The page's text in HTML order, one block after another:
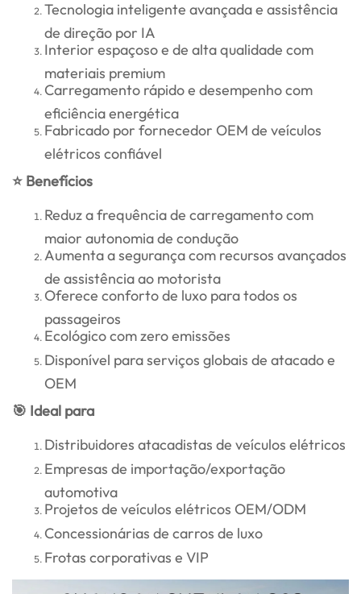
Tecnologia inteligente avançada e assistência
de direção por IA
Interior espaçoso e de alta qualidade com
materiais premium
Carregamento rápido e desempenho com
eficiência energética
Fabricado por fornecedor OEM de veículos
elétricos confiável
⭐ Benefícios
Reduz a frequência de carregamento com
maior autonomia de condução
Aumenta a segurança com recursos avançados
de assistência ao motorista
Oferece conforto de luxo para todos os
passageiros
Ecológico com zero emissões
Disponível para serviços globais de atacado e
OEM
🎯 Ideal para
Distribuidores atacadistas de veículos elétricos
Empresas de importação/exportação
automotiva
Projetos de veículos elétricos OEM/ODM
Concessionárias de carros de luxo
Frotas corporativas e VIP